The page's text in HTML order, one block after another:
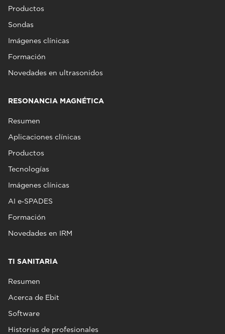
Productos
Sondas
Imágenes clínicas
Formación
Novedades en ultrasonidos
RESONANCIA MAGNÉTICA
Resumen
Aplicaciones clínicas
Productos
Tecnologías
Imágenes clínicas
AI e‑SPADES
Formación
Novedades en IRM
TI SANITARIA
Resumen
Acerca de Ebit
Software
Historias de profesionales